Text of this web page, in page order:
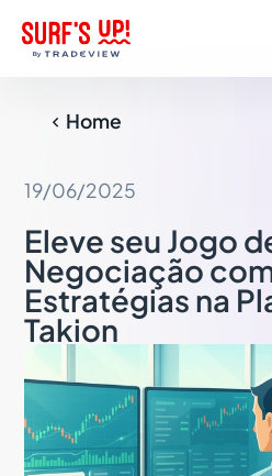
 Home
19/06/2025
Eleve seu Jogo
Negociação
Estratégias na
Takion